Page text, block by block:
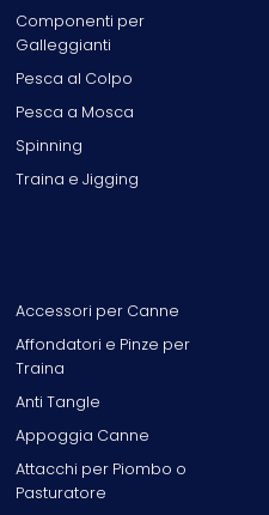
Componenti per
Galleggianti
Pesca al Colpo
Pesca a Mosca
Spinning
Traina e Jigging
Accessori per Canne
Affondatori e Pinze per
Traina
Anti Tangle
Appoggia Canne
Attacchi per Piombo o
Pasturatore